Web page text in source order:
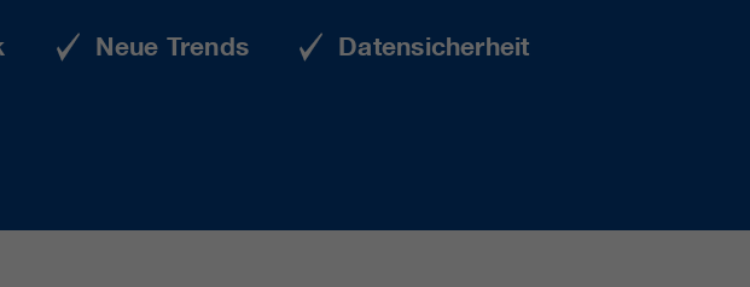
Neue Trends Datensicherheit